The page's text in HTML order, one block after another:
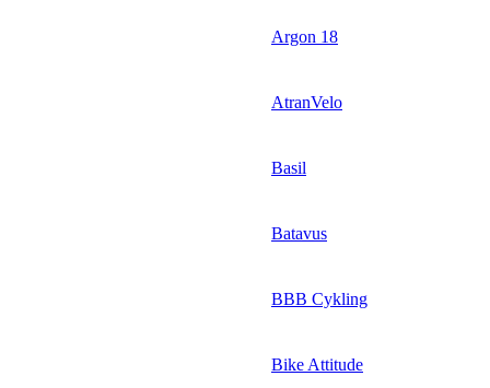
Argon 18
AtranVelo
Basil
Batavus
BBB Cykling
Bike Attitude